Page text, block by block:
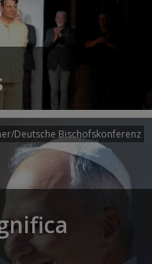
Deutsche Bischofskonferenz